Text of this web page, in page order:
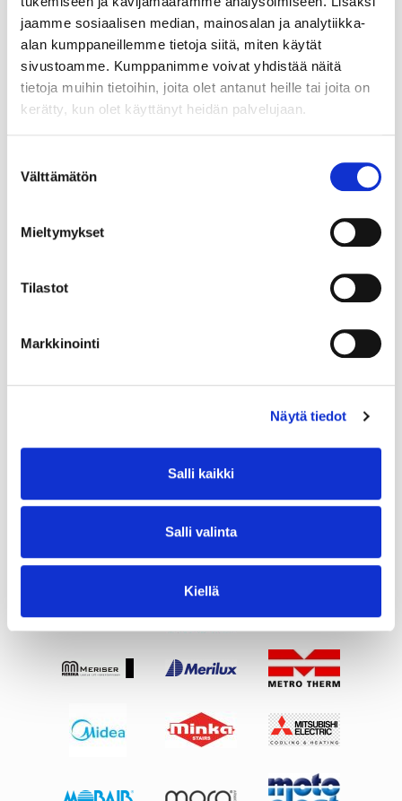
jaamme sosiaalisen median, mainosalan ja analytiikka-
alan kumppaneillemme tietoja siitä, miten käytät
sivustoamme. Kumppanimme voivat yhdistää näitä
tietoja muihin tietoihin, joita olet antanut heille tai joita on
kerätty, kun olet käyttänyt heidän palvelujaan.
valinta
Välttämätön
Mieltymykset
Tilastot
Markkinointi
Näytä tiedot
Salli kaikki
Salli valinta
Kiellä